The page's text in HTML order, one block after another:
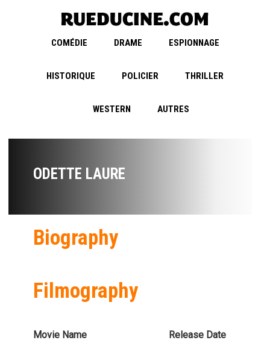
COMÉDIE DRAME ESPIONNAGE
HISTORIQUE POLICIER THRILLER
WESTERN AUTRES
ODETTE LAURE
Biography
Filmography
Movie Name Release Date